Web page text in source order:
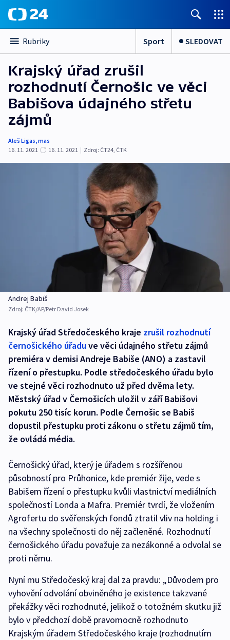
Rubriky Sport SLEDOVAT
Krajský úřad zrušil
rozhodnutí Černošic ve věci
Babišova údajného střetu
zájmů
Aleš Ligas,mas
16. 11. 2021
16. 11. 2021 | Zdroj: ČT24, ČTK
Andrej Babiš
Zdroj: ČTK/AP/Petr David Josek
Krajský úřad Středočeského kraje zrušil rozhodnutí
černošického úřaduve věci údajného střetu zájmů
premiéra v demisi Andreje Babiše (ANO) a zastavil
řízení o přestupku. Podle středočeského úřadu bylo
ve stejné věci rozhodnuto už před dvěma lety.
Městský úřad v Černošicích uložil v září Babišovi
pokutu 250 tisíc korun. Podle Černošic se Babiš
dopustil přestupku proti zákonu o střetu zájmů tím,
že ovládá média.
Černošický úřad, který je úřadem s rozšířenou
působností pro Průhonice, kde premiér žije, vede s
Babišem řízení o přestupku kvůli vlastnictví mediálních
společností Londa a Mafra. Premiér tvrdí, že vložením
Agrofertu do svěřenských fondů ztratil vliv na holding i
na všechny společnosti do něj začleněné. Rozhodnutí
černošického úřadu považuje za nezákonné a odvolal se
proti němu.
Nyní mu Středočeský kraj dal za pravdu: „Důvodem pro
vyhovění odvolání obviněného je existence takzvané
překážky věci rozhodnuté, jelikož o totožném skutku již
bylo v předchozí době pravomocně rozhodnuto
Krajským úřadem Středočeského kraje (rozhodnutím